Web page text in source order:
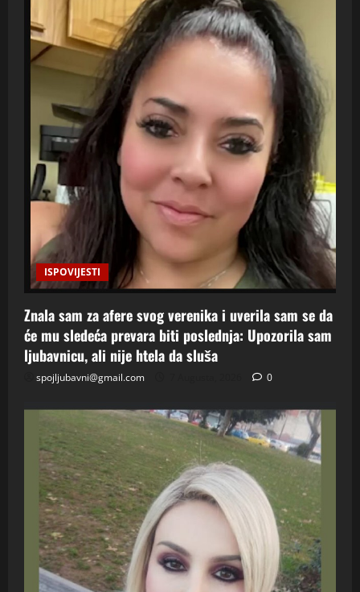
ISPOVIJESTI
Znala sam za afere svog verenika i uverila sam se da
će mu sledeća prevara biti poslednja: Upozorila sam
ljubavnicu, ali nije htela da sluša
spojljubavni@gmail.com 0